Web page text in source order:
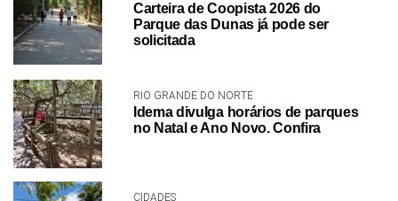
Carteira de Coopista 2026 do
Parque das Dunas já pode ser
solicitada
RIO GRANDE DO NORTE
Idema divulga horários de parques
no Natal e Ano Novo. Confira
CIDADES